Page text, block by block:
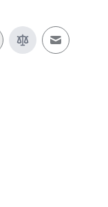
E-Mail an